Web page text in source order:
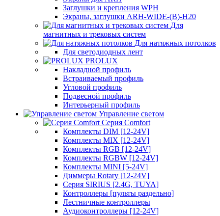
Заглушки и крепления WPH
Экраны, заглушки ARH-WIDE-(B)-H20
Для
магнитных и трековых систем
Для натяжных потолков
Для светодиодных лент
PROLUX
Накладной профиль
Встраиваемый профиль
Угловой профиль
Подвесной профиль
Интерьерный профиль
Управление светом
Серия Comfort
Комплекты DIM [12-24V]
Комплекты MIX [12-24V]
Комплекты RGB [12-24V]
Комплекты RGBW [12-24V]
Комплекты MINI [5-24V]
Диммеры Rotary [12-24V]
Серия SIRIUS [2.4G, TUYA]
Контроллеры [пульты раздельно]
Лестничные контроллеры
Аудиоконтроллеры [12-24V]